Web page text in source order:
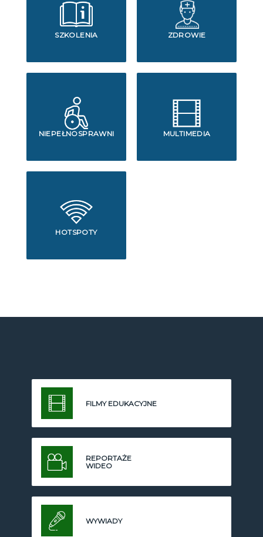
SZKOLENIA ZDROWIE
NIEPEŁNOSPRAWNI MULTIMEDIA
HOTSPOTY
FILMY EDUKACYJNE
REPORTAŻE
WIDEO
WYWIADY